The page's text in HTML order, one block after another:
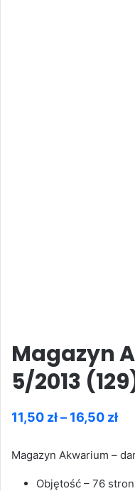
Magazyn
5/2013
11,50 zł– 16,50 zł
od
Magazyn Akwarium –
Objętość – 76